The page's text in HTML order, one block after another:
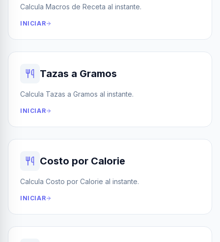
Calcula Macros de Receta al instante.
INICIAR
Tazas a Gramos
Calcula Tazas a Gramos al instante.
INICIAR
Costo por Calorie
Calcula Costo por Calorie al instante.
INICIAR